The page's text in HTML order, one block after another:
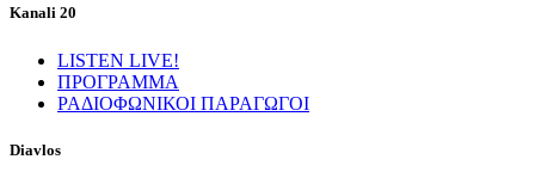
Kanali 20
LISTEN LIVE!
ΠΡΟΓΡΑΜΜΑ
ΡΑΔΙΟΦΩΝΙΚΟΙ ΠΑΡΑΓΩΓΟΙ
Diavlos